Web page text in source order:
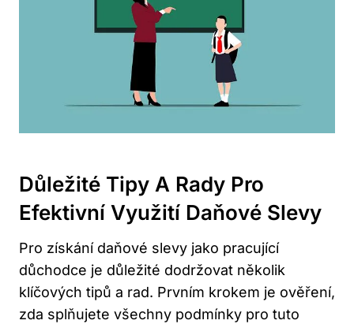
Důležité ⁣tipy A⁤ Rady Pro
Efektivní Využití Daňové Slevy
Pro ‍získání ⁢daňové slevy ⁤jako pracující
důchodce ⁢je důležité‍ dodržovat několik
klíčových tipů ‍a rad. Prvním krokem​ je ⁢ověření,
zda splňujete všechny ‌podmínky pro tuto